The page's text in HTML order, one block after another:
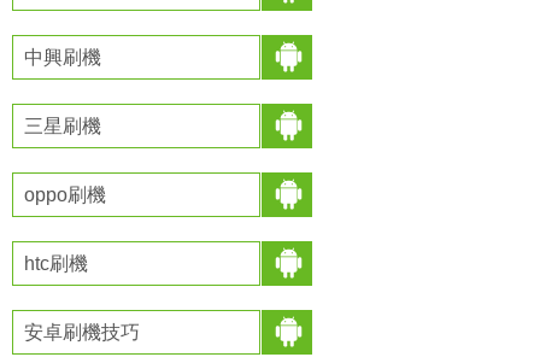
中興刷機
三星刷機
oppo刷機
htc刷機
安卓刷機技巧